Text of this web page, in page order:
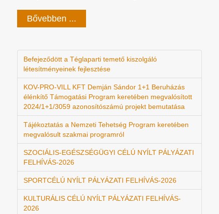
Bővebben ...
Befejeződött a Téglaparti temető kiszolgáló
létesítményeinek fejlesztése
KOV-PRO-VILL KFT Demján Sándor 1+1 Beruházás
élénkítő Támogatási Program keretében megvalósított
2024/1+1/3059 azonosítószámú projekt bemutatása
Tájékoztatás a Nemzeti Tehetség Program keretében
megvalósult szakmai programról
SZOCIÁLIS-EGÉSZSÉGÜGYI CÉLÚ NYÍLT PÁLYÁZATI
FELHÍVÁS-2026
SPORTCÉLÚ NYÍLT PÁLYÁZATI FELHÍVÁS-2026
KULTURÁLIS CÉLÚ NYÍLT PÁLYÁZATI FELHÍVÁS-
2026